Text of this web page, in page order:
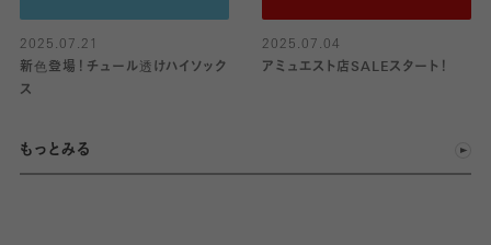
2025.07.21
新色登場！チュール透けハイソック
ス
2025.07.04
アミュエスト店SALEスタート！
もっとみる